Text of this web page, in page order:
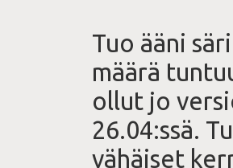
Tuo ääni
määrä
ollut jo
26.04:ssä.
vähäiset